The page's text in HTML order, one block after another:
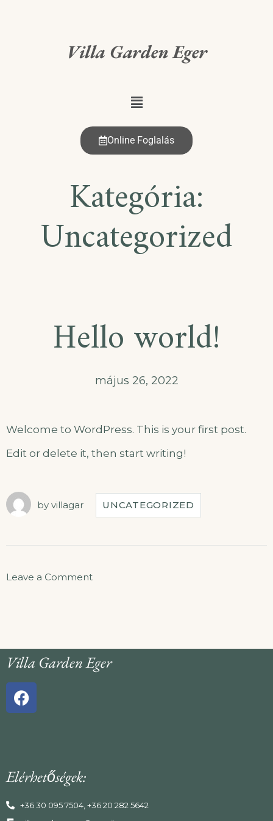
Villa Garden Eger
Online Foglalás
Kategória:
Uncategorized
Hello world!
május 26, 2022
Welcome to WordPress. This is your first post.
Edit or delete it, then start writing!
by villagar UNCATEGORIZED
Leave a Comment
Villa Garden Eger
Elérhetőségek:
+36 30 095 7504, +36 20 282 5642